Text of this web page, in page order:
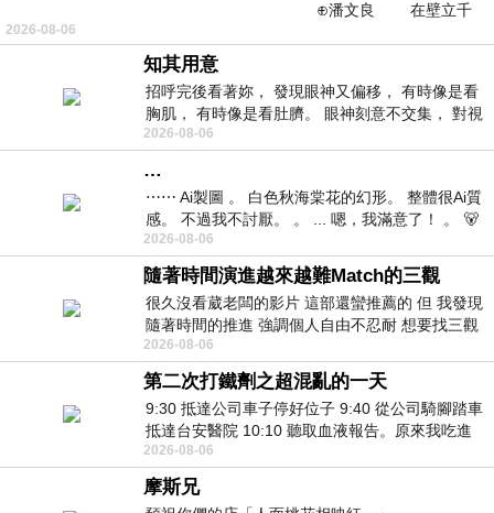
⊕潘文良 在壁立千
仞的懸崖上，有一座遮天蔽
2026-08-06
知其用意
招呼完後看著妳， 發現眼神又偏移， 有時像是看
胸肌， 有時像是看肚臍。 眼神刻意不交集， 對視
視線不對齊， 讓我很難不
2026-08-06
…
⋯⋯ Ai製圖 。 白色秋海棠花的幻形。 整體很Ai質
感。 不過我不討厭。 。 ... 嗯，我滿意了！ 。 🐻
昨中
2026-08-06
隨著時間演進越來越難Match的三觀
很久沒看葳老闆的影片 這部還蠻推薦的 但 我發現
隨著時間的推進 強調個人自由不忍耐 想要找三觀
接近的不要說對象 連朋友都超
2026-08-06
第二次打鐵劑之超混亂的一天
9:30 抵達公司車子停好位子 9:40 從公司騎腳踏車
抵達台安醫院 10:10 聽取血液報告。原來我吃進
去的 B12 彌可保並非沒有吸收而是超
2026-08-06
摩斯兄